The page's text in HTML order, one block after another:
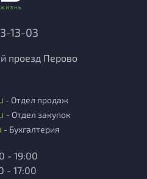
13-03
проезд Перово
- Отдел продаж
- Отдел закупок
- Бухгалтерия
- 19:00
- 17:00